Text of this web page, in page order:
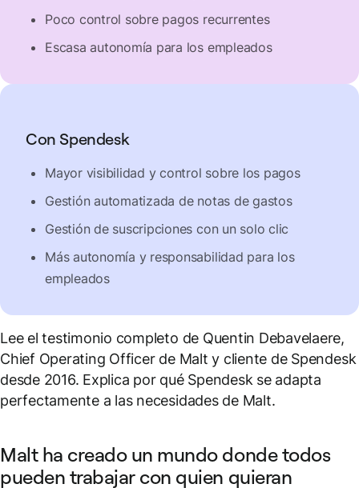
Poco control sobre pagos recurrentes
Escasa autonomía para los empleados
Con Spendesk
Mayor visibilidad y control sobre los pagos
Gestión automatizada de notas de gastos
Gestión de suscripciones con un solo clic
Más autonomía y responsabilidad para los
empleados
Lee el testimonio completo de Quentin Debavelaere,
Chief Operating Officer de Malt y cliente de Spendesk
desde 2016. Explica por qué Spendesk se adapta
perfectamente a las necesidades de Malt.
Malt ha creado un mundo donde todos
pueden trabajar con quien quieran